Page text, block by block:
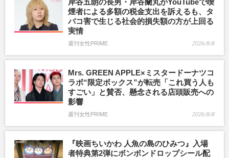
煙者による多額の税金支出を訴えるも、タ
バコ害で生じる社会的損失額の方が上回る
実情
週刊女性PRIME 2026/8/8
Mrs. GREEN APPLE×ミスタードーナツコ
ラボ“限定ボックス”が転売「これ買う人も
すごい」と賛否、懸念される店頭販売への
影響
週刊女性PRIME 2026/8/8
『映画ちいかわ 人魚の島のひみつ』入場
者特典第2弾にボンボンドロップシール配